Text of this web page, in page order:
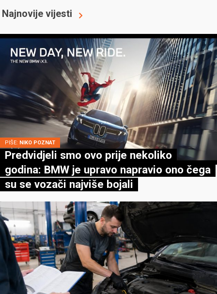
Najnovije vijesti
PIŠE: NIKO POZNAT
Predvidjeli smo ovo prije nekoliko
godina: BMW je upravo napravio ono čega
su se vozači najviše bojali